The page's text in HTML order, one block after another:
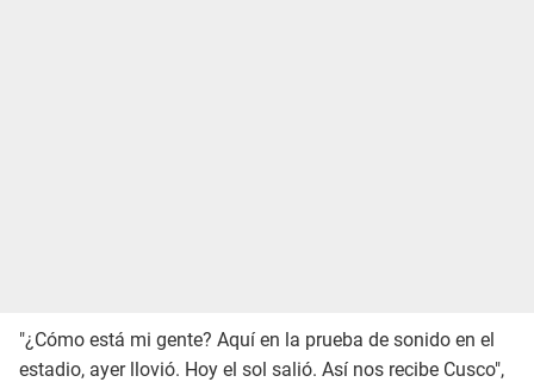
"¿Cómo está mi gente? Aquí en la prueba de sonido en el
estadio, ayer llovió. Hoy el sol salió. Así nos recibe Cusco",